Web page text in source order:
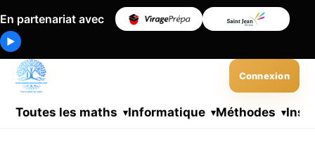
En partenariat avec
▶
Toutes les maths Informatique Méthodes
Connexion